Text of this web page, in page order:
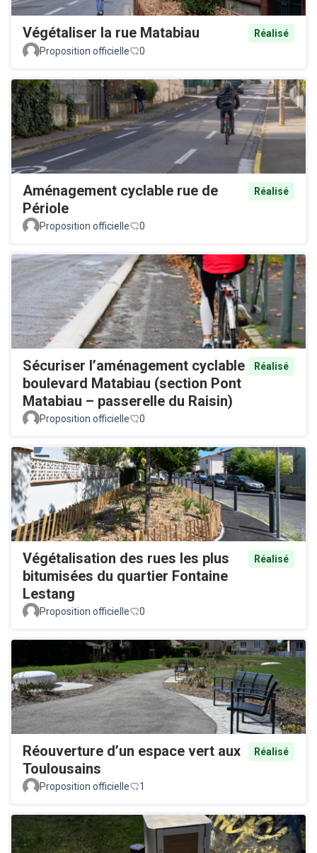
Végétaliser la rue Matabiau
Réalisé
Proposition officielle
0
Aménagement cyclable rue de
Périole
Réalisé
Proposition officielle 0
Sécuriser l’aménagement cyclable
boulevard Matabiau (section Pont
Matabiau – passerelle du Raisin)
Réalisé
Proposition officielle 0
Végétalisation des rues les plus
bitumisées du quartier Fontaine
Lestang
Réalisé
Proposition officielle 0
Réouverture d’un espace vert aux
Toulousains
Réalisé
Proposition officielle 1